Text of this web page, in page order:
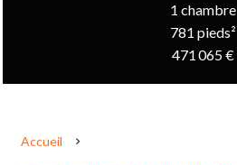
1 chambre
781 pieds²
471 065 €
Accueil